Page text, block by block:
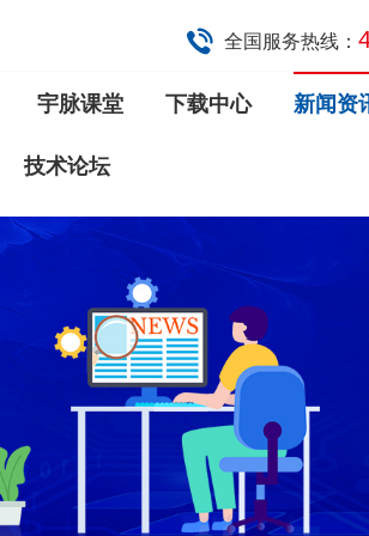
全国服务热线：
宇脉课堂 下载中心 新闻资
技术论坛